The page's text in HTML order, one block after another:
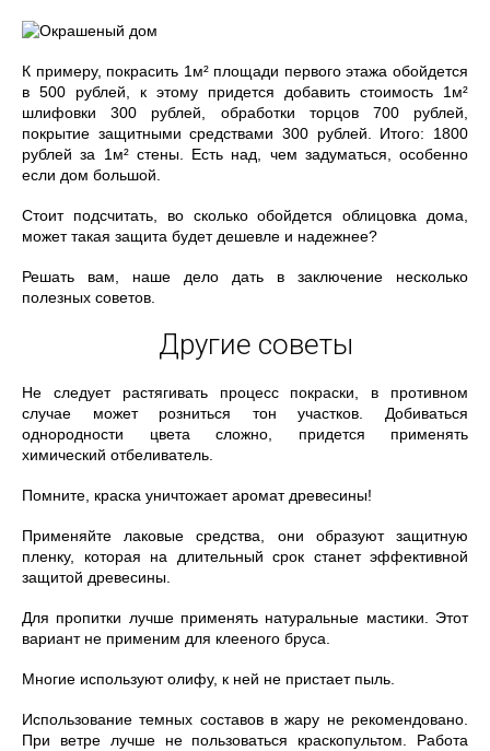
К примеру, покрасить 1м² площади первого этажа обойдется
в 500 рублей, к этому придется добавить стоимость 1м²
шлифовки 300 рублей, обработки торцов 700 рублей,
покрытие защитными средствами 300 рублей. Итого: 1800
рублей за 1м² стены. Есть над, чем задуматься, особенно
если дом большой.
Стоит подсчитать, во сколько обойдется облицовка дома,
может такая защита будет дешевле и надежнее?
Решать вам, наше дело дать в заключение несколько
полезных советов.
Другие советы
Не следует растягивать процесс покраски, в противном
случае может розниться тон участков. Добиваться
однородности цвета сложно, придется применять
химический отбеливатель.
Помните, краска уничтожает аромат древесины!
Применяйте лаковые средства, они образуют защитную
пленку, которая на длительный срок станет эффективной
защитой древесины.
Для пропитки лучше применять натуральные мастики. Этот
вариант не применим для клееного бруса.
Многие используют олифу, к ней не пристает пыль.
Использование темных составов в жару не рекомендовано.
При ветре лучше не пользоваться краскопультом. Работа